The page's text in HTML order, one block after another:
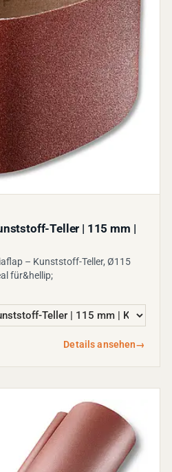
Teller | 115 mm |
– Kunststoff-Teller, Ø115
für&hellip;
Details ansehen→